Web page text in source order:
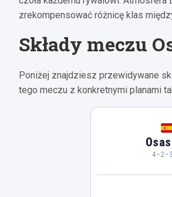
zrekompensować różnicę klas
Składy meczu
Poniżej znajdziesz przewidywane
tego meczu z konkretnymi planami